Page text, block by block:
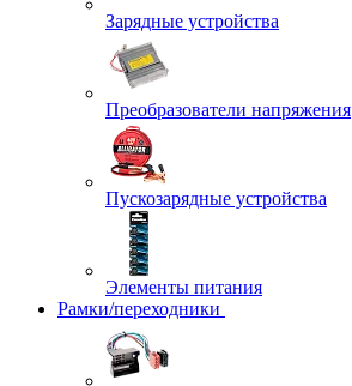
Зарядные устройства
Преобразователи напряжения
Пускозарядные устройства
Элементы питания
Рамки/переходники